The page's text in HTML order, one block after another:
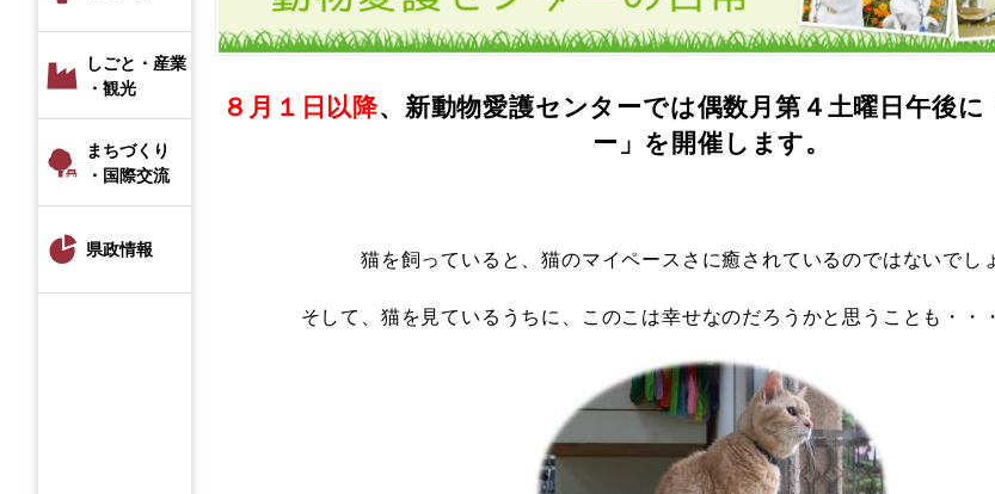
しごと・産業
・観光
まちづくり
・国際交流
県政情報
８月１日以降、新動物愛護センターでは偶数月第４土曜日午後
ー」を開催します。
猫を飼っていると、猫のマイペースさに癒されているのではないでし
そして、猫を見ているうちに、このこは幸せなのだろうかと思うことも・・